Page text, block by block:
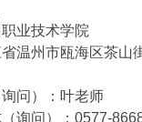
业技术学院
温州市瓯海区茶山
问）： 叶老师
询问）：0577-